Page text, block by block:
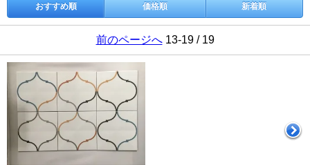
おすすめ順 価格順 新着順
前のページへ13-19 / 19